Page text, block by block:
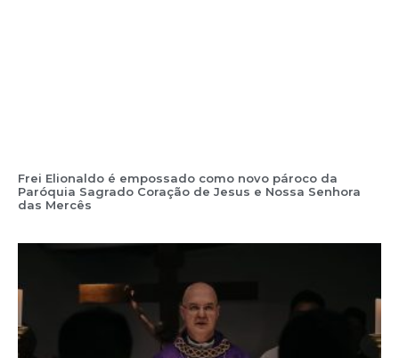
Frei Elionaldo é empossado como novo pároco da
Paróquia Sagrado Coração de Jesus e Nossa Senhora
das Mercês